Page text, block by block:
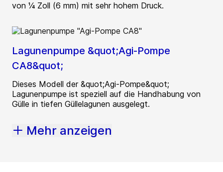
von ¼ Zoll (6 mm) mit sehr hohem Druck.
Lagunenpumpe &quot;Agi-Pompe
CA8&quot;
Dieses Modell der &quot;Agi-Pompe&quot;
Lagunenpumpe ist speziell auf die Handhabung von
Gülle in tiefen Güllelagunen ausgelegt.
Mehr anzeigen